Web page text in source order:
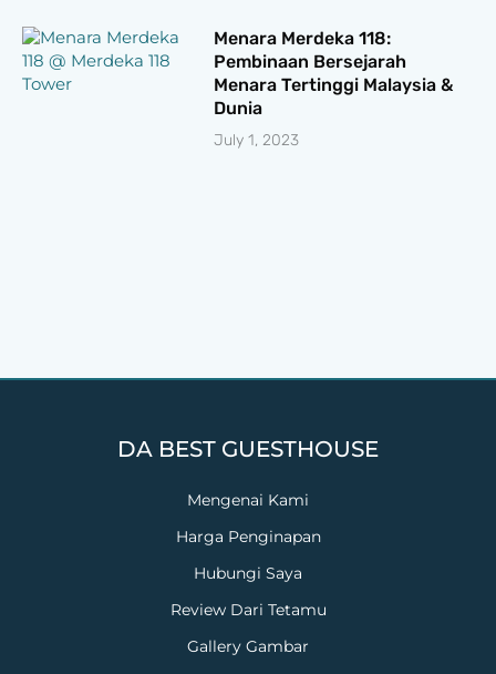
Menara Merdeka 118:
Pembinaan Bersejarah
Menara Tertinggi Malaysia &
Dunia
July 1, 2023
DA BEST GUESTHOUSE
Mengenai Kami
Harga Penginapan
Hubungi Saya
Review Dari Tetamu
Gallery Gambar